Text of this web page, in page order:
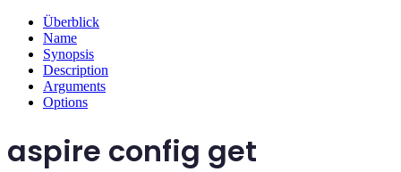
Überblick
Name
Synopsis
Description
Arguments
Options
aspire config get